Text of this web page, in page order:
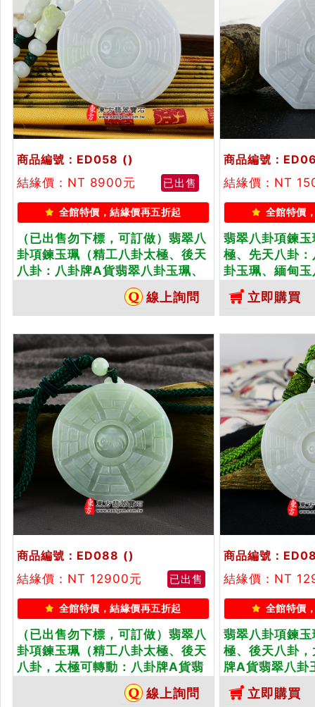
商品編號：ED058 ()
結緣價：NT 8900元
已出售
全館特價，結緣價再五折起
（已出售勿下標，可訂做）翡翠八
卦項鍊玉珮（精工八卦太極、後天
八卦：八卦牌A貨翡翠八卦玉珮、
緬甸玉八卦玉墜）。白綠糯種八
卦，ED058。客製化訂做各種翡翠
八卦吊墜玉珮項鍊。★附A貨翡翠
雙證書
線上詢問
商品編號：
結緣價：NT
全館特價
翡翠八卦項鍊
極、先天八卦
卦玉珮、緬甸
糯種八卦，
種翡翠八卦吊
貨翡翠雙證書
立即購買
商品編號：ED088 ()
結緣價：NT 12900元
已出售
全館特價，結緣價再五折起
（已出售勿下標，可訂做）翡翠八
卦項鍊玉珮（精工八卦太極、後天
八卦，太極可轉動：八卦牌A貨翡
翠八卦玉珮、緬甸玉八卦玉墜）。
淡綠糯種八卦，ED088。客製化訂
線上詢問
商品編號：
結緣價：NT
全館特價
翡翠八卦項鍊
極、後天八卦
牌A貨翡翠八卦
玉墜）。白綠
客製化訂做各
立即購買